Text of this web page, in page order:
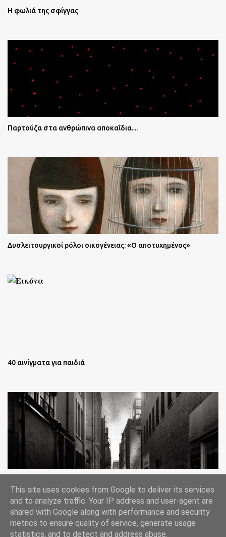
Η φωλιά της σφίγγας
Παρτούζα στα ανθρώπινα αποκαΐδια....
Δυσλειτουργικοί ρόλοι οικογένειας: «Ο αποτυχημένος»
40 αινίγματα για παιδιά
Lee Jeffries
This site uses cookies from Google to deliver its services
and to analyze traffic. Your IP address and user-agent are
shared with Google along with performance and security
metrics to ensure quality of service, generate usage
statistics, and to detect and address abuse.